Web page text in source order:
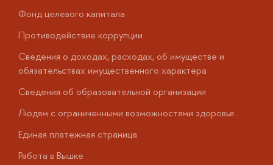
Фонд целевого капитала
Противодействие коррупции
Сведения о доходах, расходах, об имуществе и
обязательствах имущественного характера
Сведения об образовательной организации
Людям с ограниченными возможностями здоровья
Единая платежная страница
Работа в Вышке